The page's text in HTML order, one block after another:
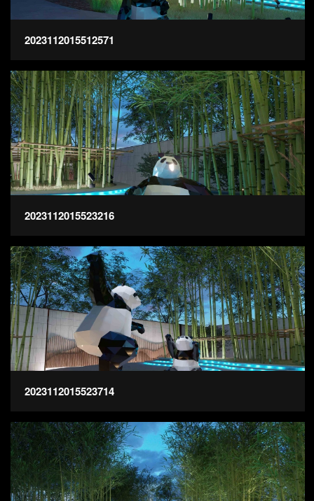
2023112015512571
2023112015523216
2023112015523714